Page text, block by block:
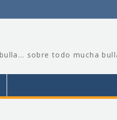
sobre todo mucha